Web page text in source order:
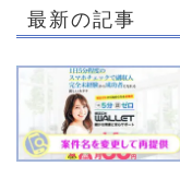
最新の記事